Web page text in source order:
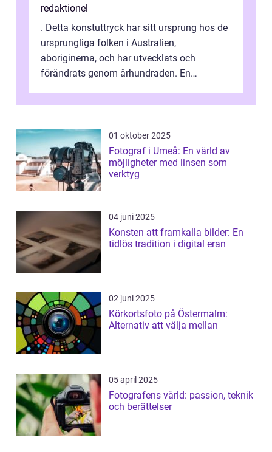
redaktionel
. Detta konstuttryck har sitt ursprung hos de
ursprungliga folken i Australien,
aboriginerna, och har utvecklats och
förändrats genom århundraden. En
”aborig...
01 oktober 2025
Fotograf i Umeå: En värld av
möjligheter med linsen som
verktyg
04 juni 2025
Konsten att framkalla bilder: En
tidlös tradition i digital eran
02 juni 2025
Körkortsfoto på Östermalm:
Alternativ att välja mellan
05 april 2025
Fotografens värld: passion, teknik
och berättelser